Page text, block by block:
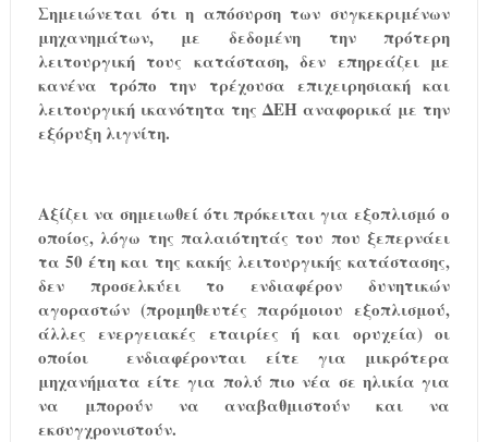
Σημειώνεται ότι η απόσυρση των συγκεκριμένων
μηχανημάτων, με δεδομένη την πρότερη
λειτουργική τους κατάσταση, δεν επηρεάζει με
κανένα τρόπο την τρέχουσα επιχειρησιακή και
λειτουργική ικανότητα της ΔΕΗ αναφορικά με την
εξόρυξη λιγνίτη.
Αξίζει να σημειωθεί ότι πρόκειται για εξοπλισμό ο
οποίος, λόγω της παλαιότητάς του που ξεπερνάει
τα 50 έτη και της κακής λειτουργικής κατάστασης,
δεν προσελκύει το ενδιαφέρον δυνητικών
αγοραστών (προμηθευτές παρόμοιου εξοπλισμού,
άλλες ενεργειακές εταιρίες ή και ορυχεία) οι
οποίοι
ενδιαφέρονται είτε για μικρότερα
μηχανήματα είτε για πολύ πιο νέα σε ηλικία για
να μπορούν να αναβαθμιστούν και να
εκσυγχρονιστούν.